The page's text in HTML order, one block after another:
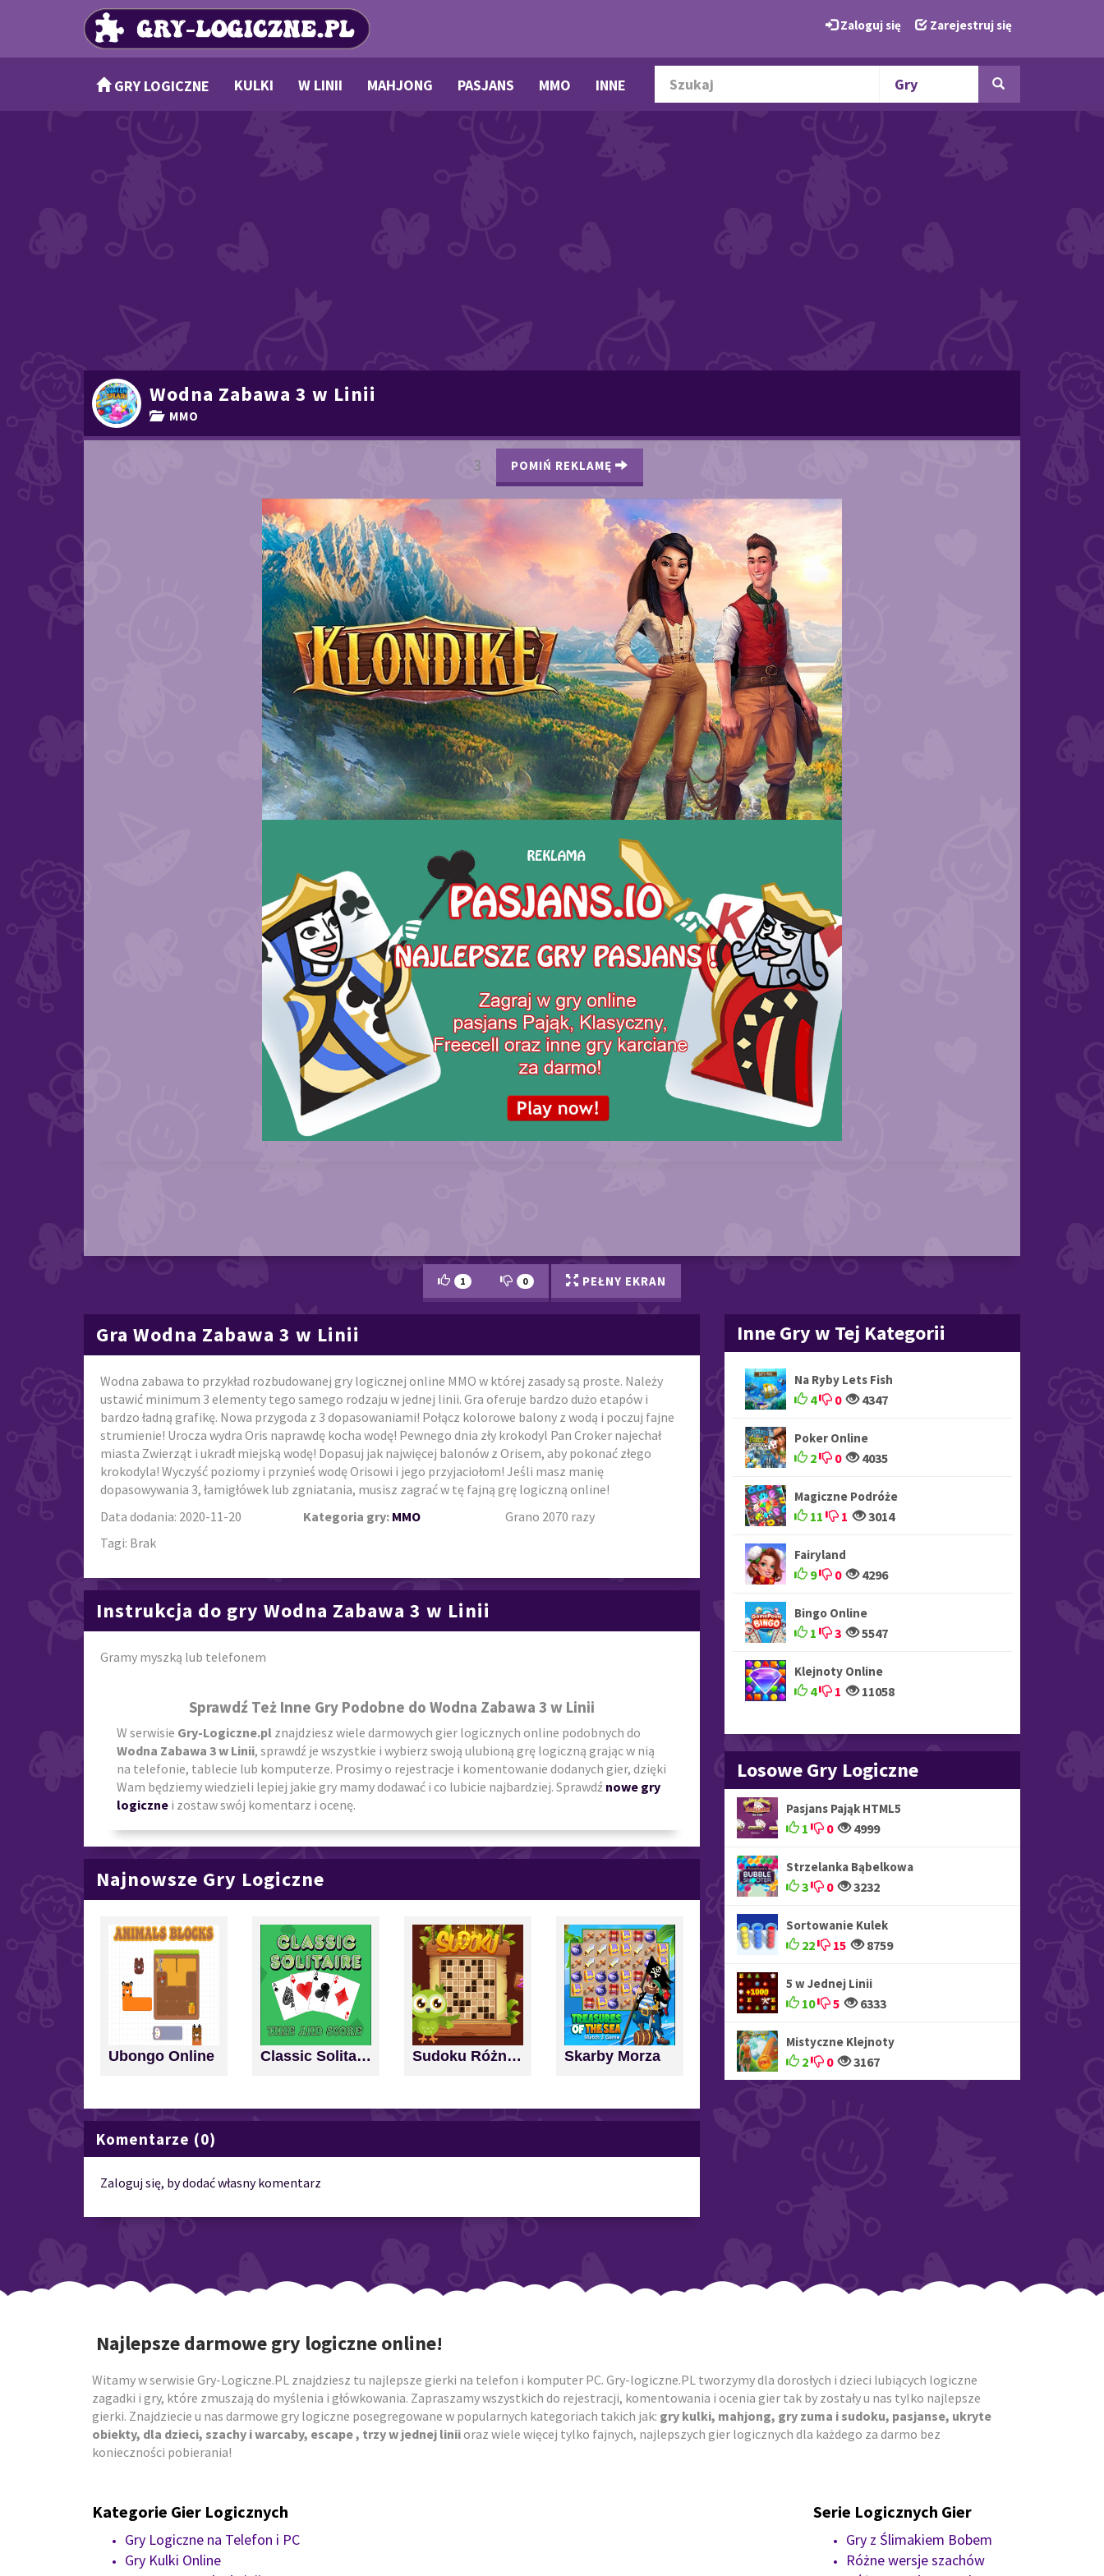
Zaloguj się Zarejestruj się
GRY LOGICZNE KULKI W LINII MAHJONG PASJANS MMO INNE
Wodna Zabawa 3 w Linii
MMO
3 POMIŃ REKLAMĘ
1 0 PEŁNY EKRAN
Inne Gry w Tej Kategorii
Na Ryby Lets Fish
4 0 4347
Poker Online
2 0 4035
Magiczne Podróże
11 1 3014
Fairyland
9 0 4296
Bingo Online
1 3 5547
Klejnoty Online
4 1 11058
Losowe Gry Logiczne
Pasjans Pająk HTML5
1 0 4999
Strzelanka Bąbelkowa
3 0 3232
Sortowanie Kulek
22 15 8759
5 w Jednej Linii
10 5 6333
Mistyczne Klejnoty
2 0 3167
Gra Wodna Zabawa 3 w Linii
Wodna zabawa to przykład rozbudowanej gry logicznej online MMO w której zasady są proste. Należy
ustawić minimum 3 elementy tego samego rodzaju w jednej linii. Gra oferuje bardzo dużo etapów i
bardzo ładną grafikę. Nowa przygoda z 3 dopasowaniami! Połącz kolorowe balony z wodą i poczuj fajne
strumienie! Urocza wydra Oris naprawdę kocha wodę! Pewnego dnia zły krokodyl Pan Croker najechał
miasta Zwierząt i ukradł miejską wodę! Dopasuj jak najwięcej balonów z Orisem, aby pokonać złego
krokodyla! Wyczyść poziomy i przynieś wodę Orisowi i jego przyjaciołom! Jeśli masz manię
dopasowywania 3, łamigłówek lub zgniatania, musisz zagrać w tę fajną grę logiczną online!
Data dodania: 2020-11-20
Kategoria gry: MMO
Grano 2070 razy
Tagi: Brak
Instrukcja do gry Wodna Zabawa 3 w Linii
Gramy myszką lub telefonem
Sprawdź Też Inne Gry Podobne do Wodna Zabawa 3 w Linii
W serwisie Gry-Logiczne.pl znajdziesz wiele darmowych gier logicznych online podobnych do
Wodna Zabawa 3 w Linii, sprawdź je wszystkie i wybierz swoją ulubioną grę logiczną grając w nią
na telefonie, tablecie lub komputerze. Prosimy o rejestracje i komentowanie dodanych gier, dzięki
Wam będziemy wiedzieli lepiej jakie gry mamy dodawać i co lubicie najbardziej. Sprawdź nowe gry
logiczne i zostaw swój komentarz i ocenę.
Najnowsze Gry Logiczne
Ubongo Online Classic Solitaire: Time and Score Sudoku Różne Poziomy Skarby Morza
Komentarze (0)
Zaloguj się, by dodać własny komentarz
Najlepsze darmowe gry logiczne online!
Witamy w serwisie Gry-Logiczne.PL znajdziesz tu najlepsze gierki na telefon i komputer PC. Gry-logiczne.PL tworzymy dla dorosłych i dzieci lubiących logiczne
zagadki i gry, które zmuszają do myślenia i główkowania. Zapraszamy wszystkich do rejestracji, komentowania i ocenia gier tak by zostały u nas tylko najlepsze
gierki. Znajdziecie u nas darmowe gry logiczne posegregowane w popularnych kategoriach takich jak: gry kulki, mahjong, gry zuma i sudoku, pasjanse, ukryte
obiekty, dla dzieci, szachy i warcaby, escape , trzy w jednej liniioraz wiele więcej tylko fajnych, najlepszych gier logicznych dla każdego za darmo bez
konieczności pobierania!
Kategorie Gier Logicznych
Gry Logiczne na Telefon i PC
Gry Kulki Online
Serie Logicznych Gier
Gry z Ślimakiem Bobem
Różne wersje szachów